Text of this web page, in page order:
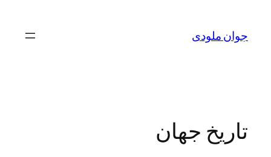
محتواجوان ملودی
تاریخ جهان